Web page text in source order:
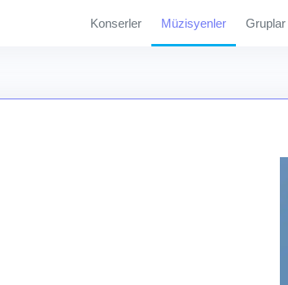
Konserler Müzisyenler Gruplar